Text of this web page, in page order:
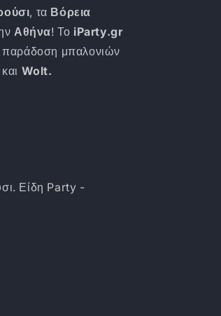
, τα Βόρεια
Αθήνα! Το iParty.gr
μπαλονιών
και Wolt.
Είδη Party -